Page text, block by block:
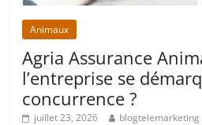
Animaux
Agria Assurance
l’entreprise se
concurrence ?
juillet 23, 2026 blogtelemarketing